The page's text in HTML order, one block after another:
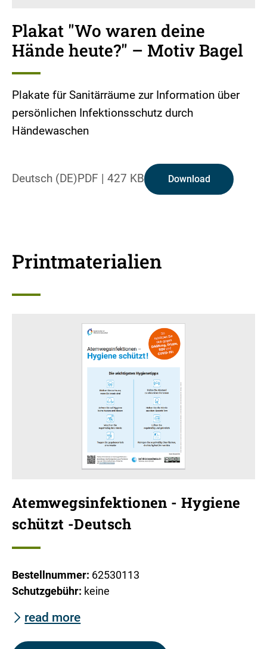
Plakat "Wo waren deine
Hände heute?" – Motiv Bagel
Plakate für Sanitärräume zur Information über
persönlichen Infektionsschutz durch
Händewaschen
Deutsch (DE)PDF | 427 KB Download
Printmaterialien
Atemwegsinfektionen - Hygiene
schützt -Deutsch
Bestellnummer: 62530113
Schutzgebühr: keine
read more